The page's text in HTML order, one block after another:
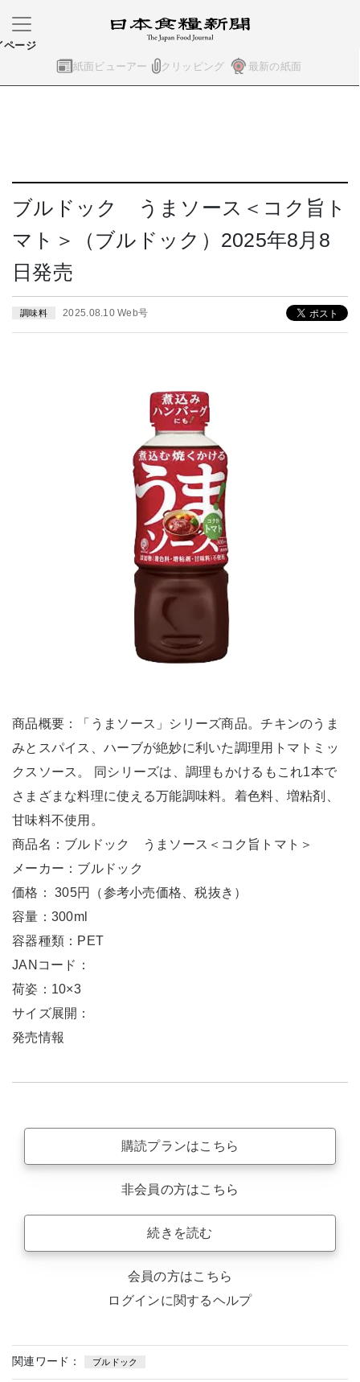
紙面ビューアー クリッピング 最新の紙面
ページ
ブルドック うまソース＜コク旨ト
マト＞（ブルドック）2025年8月8
日発売
調味料 2025.08.10 Web号
商品概要：「うまソース」シリーズ商品。チキンのうま
みとスパイス、ハーブが絶妙に利いた調理用トマトミッ
クスソース。 同シリーズは、調理もかけるもこれ1本で
さまざまな料理に使える万能調味料。着色料、増粘剤、
甘味料不使用。
商品名：ブルドック うまソース＜コク旨トマト＞
メーカー：ブルドック
価格： 305円（参考小売価格、税抜き）
容量：300ml
容器種類：PET
JANコード：
荷姿：10×3
サイズ展開：
発売情報
購読プランはこちら
非会員の方はこちら
続きを読む
会員の方はこちら
ログインに関するヘルプ
関連ワード： ブルドック